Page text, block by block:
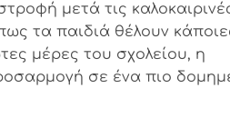
μετά τις
τα παιδιά θέλουν
μέρες του σχολείου, η
σε ένα πιο